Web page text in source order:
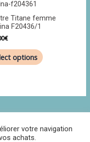
Titane femme
F20436/1
€
options
votre navigation
achats.